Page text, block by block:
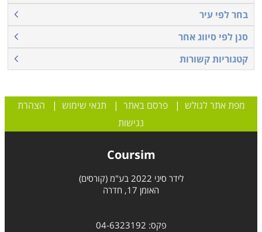
בחר לפי עיר
סנן לפי סיווג אחר
קטגוריות קשורות
מפת אתר לגולש |פרסם באתר | תנאי שימוש | הצהרת
נגישות
Coursim
לידר סיני 2022 בע"מ (קורסים)
האומן 17, חדרה
פקס: 04-6323192